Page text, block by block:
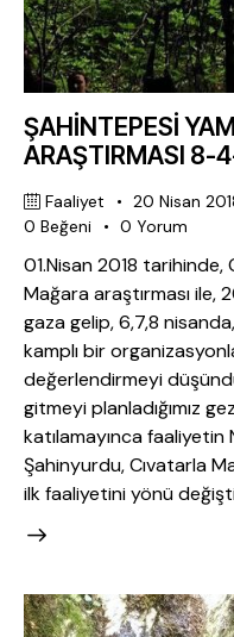
ŞAHİNTEPESİ
ARAŞTIRMASI 8-
Faaliyet 20 Nisan
0 Beğeni 0 Yorum
01.Nisan 2018
Mağara araştırması ile,
gaza gelip, 6,7,8
kamplı bir
değerlendirmeyi
gitmeyi planladığımız
katılamayınca faaliyetin
Şahinyurdu, Cıvatarla
ilk faaliyetini yönü